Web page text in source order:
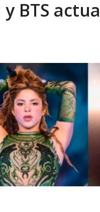
vigilia en El Rodeo I
BTS